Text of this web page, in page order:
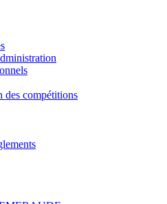
des compétitions